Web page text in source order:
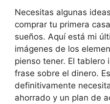
Necesitas algunas
comprar tu primera
sueños. Aquí está mi
imágenes de los
pienso tener. El tablero
frase sobre el dinero.
definitivamente
ahorrado y un plan de